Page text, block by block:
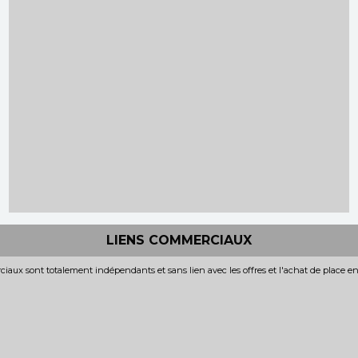
LIENS COMMERCIAUX
sont totalement indépendants et sans lien avec les offres et l'achat de place